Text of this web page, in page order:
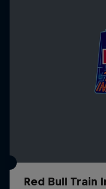
Red Bull Train